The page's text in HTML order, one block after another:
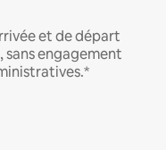
et de départ
sans engagement